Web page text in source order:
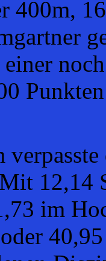
400m,
12,14
im